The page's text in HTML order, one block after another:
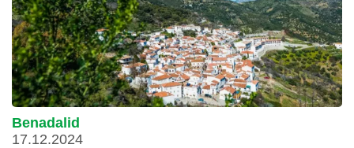
Benadalid
17.12.2024